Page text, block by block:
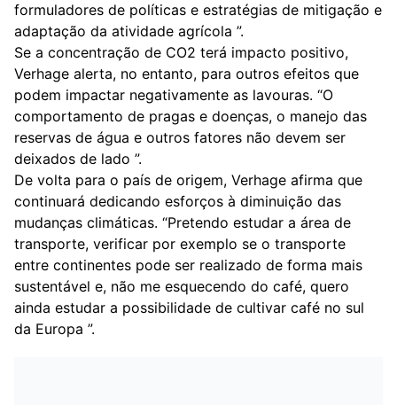
formuladores de políticas e estratégias de mitigação e
adaptação da atividade agrícola ”.
Se a concentração de CO2 terá impacto positivo,
Verhage alerta, no entanto, para outros efeitos que
podem impactar negativamente as lavouras. “O
comportamento de pragas e doenças, o manejo das
reservas de água e outros fatores não devem ser
deixados de lado ”.
De volta para o país de origem, Verhage afirma que
continuará dedicando esforços à diminuição das
mudanças climáticas. “Pretendo estudar a área de
transporte, verificar por exemplo se o transporte
entre continentes pode ser realizado de forma mais
sustentável e, não me esquecendo do café, quero
ainda estudar a possibilidade de cultivar café no sul
da Europa ”.